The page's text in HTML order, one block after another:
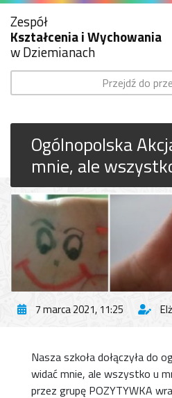
Zespół
Kształcenia i Wychowania
w Dziemianach
Przejdź do
Ogólnopolska
mnie, ale
7 marca 2021, 11:25
Nasza szkoła dołączyła do
widać mnie, ale wszystko u
przez grupę POZYTYWKA